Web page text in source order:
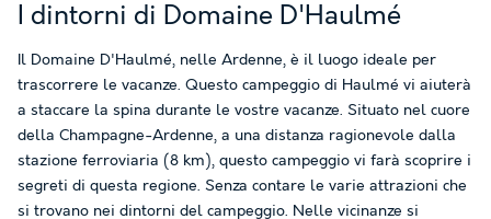
I dintorni di Domaine D'Haulmé
Il Domaine D'Haulmé, nelle Ardenne, è il luogo ideale per
trascorrere le vacanze. Questo campeggio di Haulmé vi aiuterà
a staccare la spina durante le vostre vacanze. Situato nel cuore
della Champagne-Ardenne, a una distanza ragionevole dalla
stazione ferroviaria (8 km), questo campeggio vi farà scoprire i
segreti di questa regione. Senza contare le varie attrazioni che
si trovano nei dintorni del campeggio. Nelle vicinanze si